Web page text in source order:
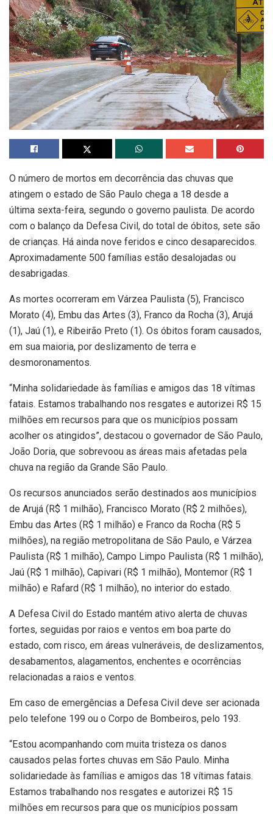
O número de mortos em decorrência das chuvas que
atingem o estado de São Paulo chega a 18 desde a
última sexta-feira, segundo o governo paulista. De acordo
com o balanço da Defesa Civil, do total de óbitos, sete são
de crianças. Há ainda nove feridos e cinco desaparecidos.
Aproximadamente 500 famílias estão desalojadas ou
desabrigadas.
As mortes ocorreram em Várzea Paulista (5), Francisco
Morato (4), Embu das Artes (3), Franco da Rocha (3), Arujá
(1), Jaú (1), e Ribeirão Preto (1). Os óbitos foram causados,
em sua maioria, por deslizamento de terra e
desmoronamentos.
“Minha solidariedade às famílias e amigos das 18 vítimas
fatais. Estamos trabalhando nos resgates e autorizei R$ 15
milhões em recursos para que os municípios possam
acolher os atingidos”, destacou o governador de São Paulo,
João Doria, que sobrevoou as áreas mais afetadas pela
chuva na região da Grande São Paulo.
Os recursos anunciados serão destinados aos municípios
de Arujá (R$ 1 milhão), Francisco Morato (R$ 2 milhões),
Embu das Artes (R$ 1 milhão) e Franco da Rocha (R$ 5
milhões), na região metropolitana de São Paulo, e Várzea
Paulista (R$ 1 milhão), Campo Limpo Paulista (R$ 1 milhão),
Jaú (R$ 1 milhão), Capivari (R$ 1 milhão), Montemor (R$ 1
milhão) e Rafard (R$ 1 milhão), no interior do estado.
A Defesa Civil do Estado mantém ativo alerta de chuvas
fortes, seguidas por raios e ventos em boa parte do
estado, com risco, em áreas vulneráveis, de deslizamentos,
desabamentos, alagamentos, enchentes e ocorrências
relacionadas a raios e ventos.
Em caso de emergências a Defesa Civil deve ser acionada
pelo telefone 199 ou o Corpo de Bombeiros, pelo 193.
“Estou acompanhando com muita tristeza os danos
causados pelas fortes chuvas em São Paulo. Minha
solidariedade às famílias e amigos das 18 vítimas fatais.
Estamos trabalhando nos resgates e autorizei R$ 15
milhões em recursos para que os municípios possam